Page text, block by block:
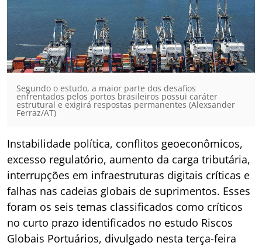
Segundo o estudo, a maior parte dos desafios
enfrentados pelos portos brasileiros possui caráter
estrutural e exigirá respostas permanentes (Alexsander
Ferraz/AT)
Instabilidade política, conflitos geoeconômicos,
excesso regulatório, aumento da carga tributária,
interrupções em infraestruturas digitais críticas e
falhas nas cadeias globais de suprimentos. Esses
foram os seis temas classificados como críticos
no curto prazo identificados no estudo Riscos
Globais Portuários, divulgado nesta terça-feira